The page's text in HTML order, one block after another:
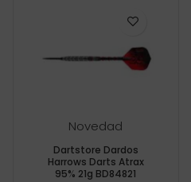
Novedad
Dartstore Dardos
Harrows Darts Atrax
95% 21g BD84821